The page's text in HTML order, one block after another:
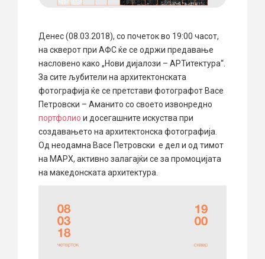
Денес (08.03.2018), со почеток во 19:00 часот,
на скверот при АФС ќе се одржи предавање
насловено како „Нови дијалози – АРТитектура“.
За сите љубители на архитектонската
фотографија ќе се претстави фотографот Васе
Петровски – Аманито со своето извонредно
портфолио и досегашните искуства при
создавањето на архитектонска фотографија.
Од неодамна Васе Петровски е дел и од тимот
на МАРХ, активно залагајќи се за промоцијата
на македонската архитектура.